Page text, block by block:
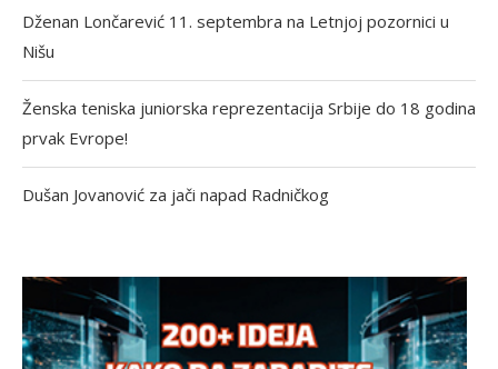
Dženan Lončarević 11. septembra na Letnjoj pozornici u
Nišu
Ženska teniska juniorska reprezentacija Srbije do 18 godina
prvak Evrope!
Dušan Jovanović za jači napad Radničkog